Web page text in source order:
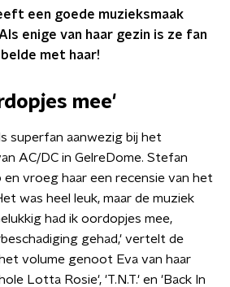
een goede muzieksmaak
enige van haar gezin is ze fan
met haar!
mee'
superfan aanwezig bij het
AC/DC in GelreDome. Stefan
en vroeg haar een recensie van het
was heel leuk, maar de muziek
had ik oordopjes mee,
gehad,' vertelt de
volume genoot Eva van haar
Lotta Rosie', 'T.N.T.' en 'Back In